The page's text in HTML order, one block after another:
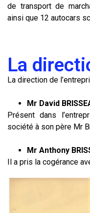
de transport de
ainsi que 12 autocars
La
La direction de
Mr David
Présent dans
société à son père Mr
Mr Anthony
Il a pris la cogérance